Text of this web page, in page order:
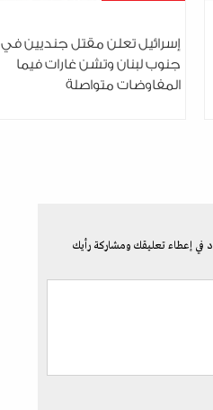
إسرائيل تعلن مقتل جنديين في
جنوب لبنان وتشن غارات فيما
المفاوضات متواصلة
في إعطاء تعليقك ومشاركة رأيك